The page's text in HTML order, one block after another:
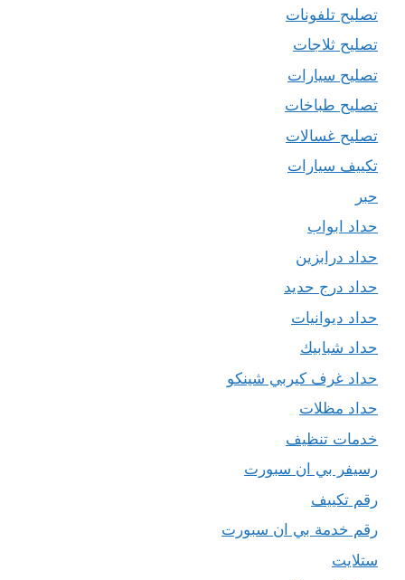
تصليح تلفونات
تصليح ثلاجات
تصليح سيارات
تصليح طباخات
تصليح غسالات
تكييف سيارات
حبر
حداد ابواب
حداد درابزين
حداد درج حديد
حداد ديوانيات
حداد شبابيك
حداد غرف كيربي شينكو
حداد مظلات
خدمات تنظيف
رسيفر بي ان سبورت
رقم تكييف
رقم خدمة بي ان سبورت
ستلايت